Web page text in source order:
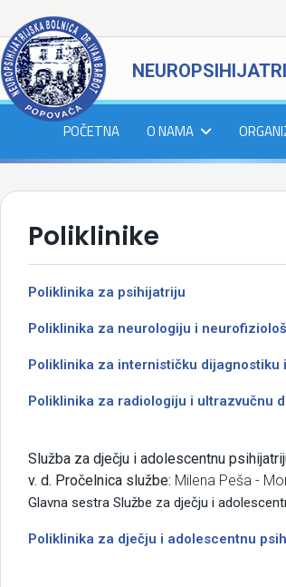
POČETNA O NAMA
Poliklinike
Poliklinika za psihijatriju
Poliklinika za neurologiju i
Poliklinika za internističku dijagnostiku
Poliklinika za radiologiju i ultrazvučnu
Služba za dječju i adolescentnu
v. d. Pročelnica službe: Milena Peša -
Glavna sestra Službe za dječju i
Poliklinika za dječju i adolescentnu